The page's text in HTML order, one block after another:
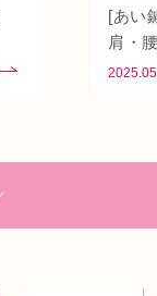
整骨
頭痛
[あい
肩・